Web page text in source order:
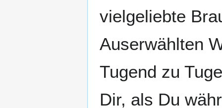
vielgeliebte
Auserwählten
Tugend zu
Dir, als Du